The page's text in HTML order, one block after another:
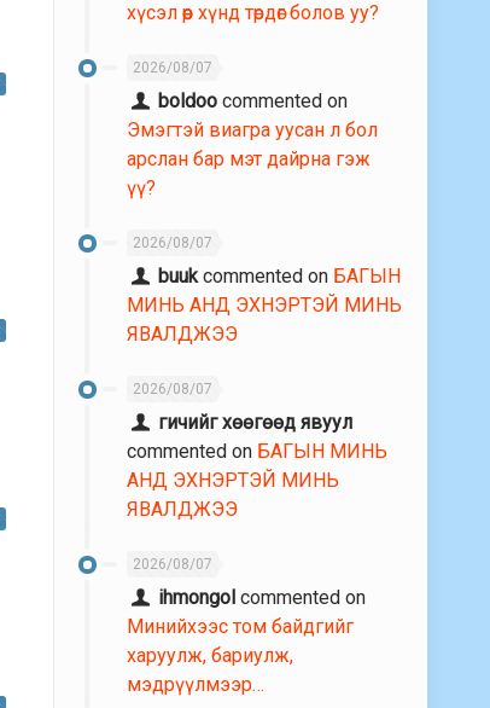
хүсэл өөр хүнд төрдөг болов уу?
2026/08/07
boldoo commented on
Эмэгтэй виагра уусан л бол
арслан бар мэт дайрна гэж
үү?
2026/08/07
buukcommented on БАГЫН
МИНЬ АНД ЭХНЭРТЭЙ МИНЬ
ЯВАЛДЖЭЭ
2026/08/07
гичийг хөөгөөд явуул
commented on БАГЫН МИНЬ
АНД ЭХНЭРТЭЙ МИНЬ
ЯВАЛДЖЭЭ
2026/08/07
ihmongol commented on
Минийхээс том байдгийг
харуулж, бариулж,
мэдрүүлмээр…